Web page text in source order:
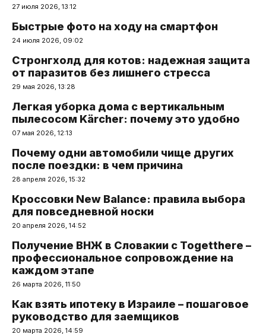
27 июля 2026, 13:12
Быстрые фото на ходу на смартфон
24 июля 2026, 09:02
Стронгхолд для котов: надежная защита
от паразитов без лишнего стресса
29 мая 2026, 13:28
Легкая уборка дома с вертикальным
пылесосом Kärcher: почему это удобно
07 мая 2026, 12:13
Почему одни автомобили чище других
после поездки: в чем причина
28 апреля 2026, 15:32
Кроссовки New Balance: правила выбора
для повседневной носки
20 апреля 2026, 14:52
Получение ВНЖ в Словакии с Togetthere –
профессиональное сопровождение на
каждом этапе
26 марта 2026, 11:50
Как взять ипотеку в Израиле – пошаговое
руководство для заемщиков
20 марта 2026, 14:59